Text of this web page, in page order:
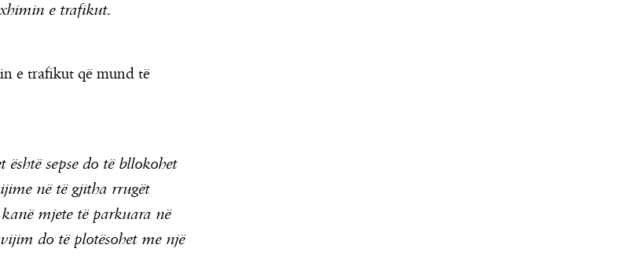
e trafikut.
e trafikut që mund të
sepse do të bllokohet
në të gjitha rrugët
mjete të parkuara në
do të plotësohet me një